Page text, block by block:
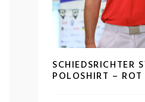
SCHIEDSRICHTER
POLOSHIRT – ROT